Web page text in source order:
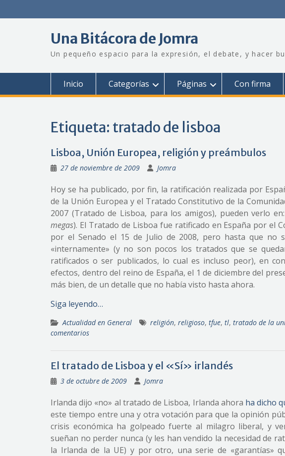
Una Bitácora de Jomra
Un pequeño espacio para la expresión, el debate, y hacer
Inicio Categorías Páginas Con firma
Etiqueta: tratado de lisboa
Lisboa, Unión Europea, religión y preámbulos
27 de noviembre de 2009 Jomra
Hoy se ha publicado, por fin, la ratificación realizada por
de la Unión Europea y el Tratado Constitutivo de la
2007 (Tratado de Lisboa, para los amigos), pueden verlo en:
megas). El Tratado de Lisboa fue ratificado en España por el
por el Senado el 15 de Julio de 2008, pero hasta que
«internamente» (y no son pocos los tratados que se
ratificados o ser publicados, lo cual es incluso peor), en
efectos, dentro del reino de España, el 1 de diciembre del
más bien, de un detalle que no había visto hasta ahora.
Siga leyendo…
Actualidad en General religión, religioso, tfue, tl, tratado de la
comentarios
El tratado de Lisboa y el «Sí» irlandés
3 de octubre de 2009 Jomra
Irlanda dijo «no» al tratado de Lisboa, Irlanda ahora ha dicho
este tiempo entre una y otra votación para que la opinión
crisis económica ha golpeado fuerte al milagro liberal, y
sueñan no perder nunca (y les han vendido la necesidad de
la Irlanda de la UE) y por otro, una serie de «garantías»